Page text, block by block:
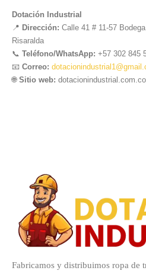
Dotación Industrial
📍 Dirección: Calle 41 # 11-57
Risaralda
📞 Teléfono/WhatsApp: +57 302 845
📧 Correo:
🌐 Sitio web: dotacionindustrial.com.co
Fabricamos y distribuimos ropa de